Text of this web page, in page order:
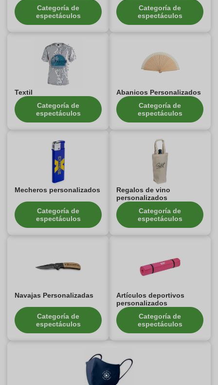
Categoría de
espectáculos
Categoría de
espectáculos
Textil
Categoría de
espectáculos
Abanicos Personalizados
Categoría de
espectáculos
Mecheros personalizados
Categoría de
espectáculos
Regalos de vino
personalizados
Categoría de
espectáculos
Navajas Personalizadas
Categoría de
espectáculos
Artículos deportivos
personalizados
Categoría de
espectáculos